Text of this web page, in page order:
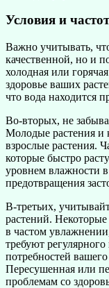
Условия и
Важно учитывать,
качественной, но и
холодная или
здоровье ваших
что вода находится
Во-вторых, не
Молодые растения и
взрослые растения.
которые быстро
уровнем влажности
предотвращения
В-третьих,
растений.
в частом
требуют
потребностей
Пересушенная или
проблемам со